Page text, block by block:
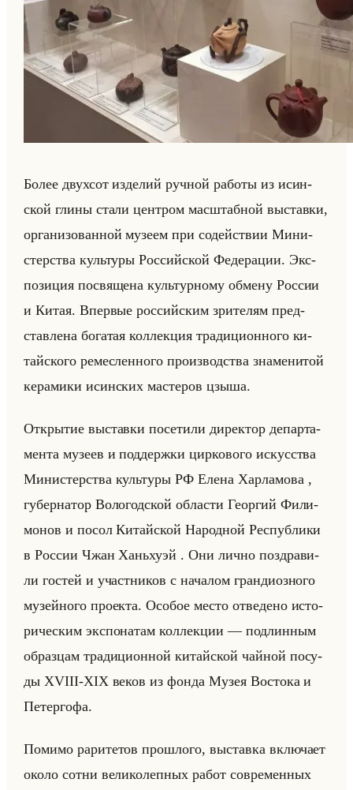
Более двух­сот из­де­лий руч­ной ра­бо­ты из ис­ин­
ской глины стали цен­тром мас­штаб­ной вы­став­ки,
ор­га­ни­зо­ван­ной му­зе­ем при со­действии Ми­ни­
стер­ства культу­ры Рос­сийской Фе­де­ра­ции. Экс­
по­зи­ция по­свя­ще­на культур­но­му об­ме­ну Рос­сии
и Китая. Впер­вые рос­сийским зри­те­лям пред­
став­ле­на бо­га­тая кол­лек­ция тра­ди­ци­он­но­го ки­
тайско­го ре­мес­лен­но­го про­из­вод­ства зна­ме­ни­той
ке­ра­ми­ки ис­ин­ских ма­сте­ров цзыша.
От­кры­тие вы­став­ки по­се­ти­ли ди­рек­тор де­пар­та­
мен­та му­зеев и под­держ­ки цир­ко­во­го ис­кус­ства
Ми­ни­стер­ства культу­ры РФ Елена Хар­ла­мо­ва ,
гу­бер­на­тор Во­ло­год­ской об­ла­сти Ге­ор­гий Фи­ли­
мо­нов и посол Ки­тайской На­род­ной Рес­пуб­ли­ки
в Рос­сии Чжан Ха­ньху­эй . Они лично по­здра­ви­
ли го­стей и участ­ни­ков с на­ча­лом гран­ди­оз­но­го
му­зейно­го про­ек­та. Осо­бое место от­ве­де­но ис­то­
ри­че­ским экс­по­на­там кол­лек­ции — под­лин­ным
об­раз­цам тра­ди­ци­он­ной ки­тайской чайной по­су­
ды XVIII-XIX веков из фонда Музея Во­сто­ка и
Пе­тер­го­фа.
По­ми­мо ра­ри­те­тов про­шло­го, вы­став­ка вклю­ча­ет
около сотни ве­ли­ко­леп­ных работ со­вре­мен­ных